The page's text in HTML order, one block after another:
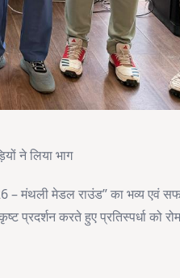
ने लिया भाग
– मंथली मेडल राउंड” का भव्य एवं
प्रदर्शन करते हुए प्रतिस्पर्धा को